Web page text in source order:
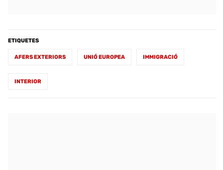
ETIQUETES
AFERS EXTERIORS UNIÓ EUROPEA IMMIGRACIÓ
INTERIOR